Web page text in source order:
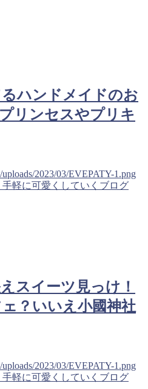
ハンドメイドのお
リンセスやプリキ
2023/03/EVEPATY-1.png
軽に可愛くしていくブログ
スイーツ見っけ！
？いいえ小國神社
2023/03/EVEPATY-1.png
軽に可愛くしていくブログ